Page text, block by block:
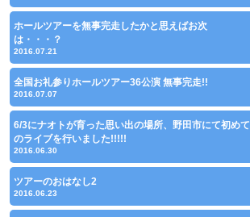
ホールツアーを無事完走したかと思えばお次
は・・・？
2016.07.21
全国お礼参りホールツアー36公演 無事完走!!
2016.07.07
6/3にナオトが育った思い出の場所、野田市にて初めて
のライブを行いました!!!!!
2016.06.30
ツアーのおはなし2
2016.06.23